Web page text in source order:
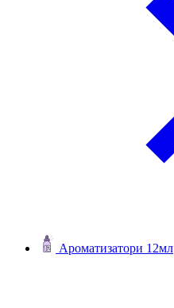
Ароматизатори 12мл